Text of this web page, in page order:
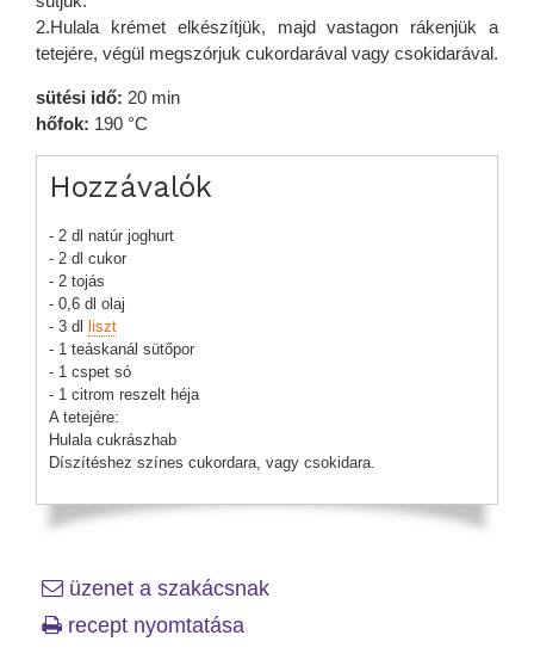
2.Hulala krémet elkészítjük, majd vastagon rákenjük a
tetejére, végül megszórjuk cukordarával vagy csokidarával.
sütési idő: 20 min
hőfok: 190 °C
Hozzávalók
- 2 dl natúr joghurt
- 2 dl cukor
- 2 tojás
- 0,6 dl olaj
- 3 dl
liszt
- 1 teáskanál sütőpor
- 1 cspet só
- 1 citrom reszelt héja
A tetejére:
Hulala cukrászhab
Díszítéshez színes cukordara, vagy csokidara.
üzenet a szakácsnak
recept nyomtatása